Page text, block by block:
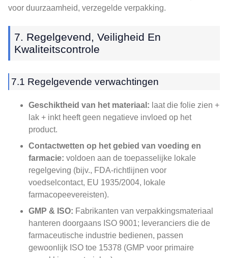
voor duurzaamheid, verzegelde verpakking.
7. Regelgevend, Veiligheid En
Kwaliteitscontrole
7.1 Regelgevende verwachtingen
Geschiktheid van het materiaal: laat die folie zien +
lak + inkt heeft geen negatieve invloed op het
product.
Contactwetten op het gebied van voeding en
farmacie: voldoen aan de toepasselijke lokale
regelgeving (bijv., FDA-richtlijnen voor
voedselcontact, EU 1935/2004, lokale
farmacopeevereisten).
GMP & ISO: Fabrikanten van verpakkingsmateriaal
hanteren doorgaans ISO 9001; leveranciers die de
farmaceutische industrie bedienen, passen
gewoonlijk ISO toe 15378 (GMP voor primaire